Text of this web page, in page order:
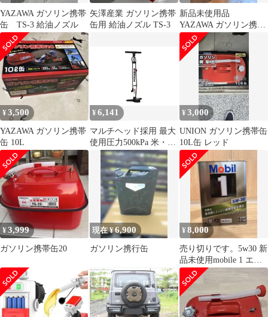
YAZAWA ガソリン携帯
缶 TS-3 給油ノズル
矢澤産業 ガソリン携帯
缶用 給油ノズル TS-3
新品未使用品
YAZAWA ガソリン携行
缶 10L
¥3,500
YAZAWA ガソリン携帯
缶 10L
¥6,141
マルチヘッド採用 最大
使用圧力500kPa 米・
英・仏式が一つの口金
で ホワイト 1100mmロ
ングホース ハンドポン
プ 新SG規格適合品 空
気入れ バイク・自転
車・自動車・レジャー
用品に エマーソン
(Emerson) EM-553
¥3,000
UNION ガソリン携帯缶
10L缶 レッド
¥3,999
ガソリン携帯缶20
現在 ¥6,900
ガソリン携行缶
¥8,000
売り切りです。5w30 新
品未使用mobile 1 エン
ジンオイル ジムニー